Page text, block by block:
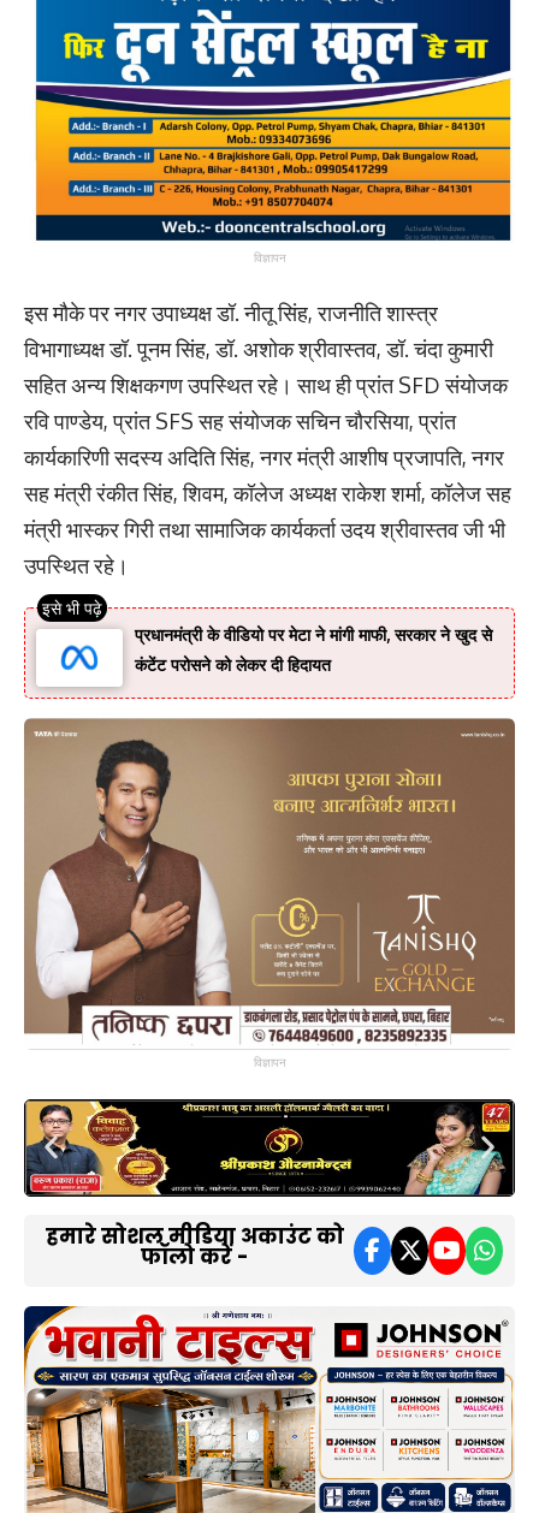
विज्ञापन
इस मौके पर नगर उपाध्यक्ष डॉ. नीतू सिंह, राजनीति शास्त्र
विभागाध्यक्ष डॉ. पूनम सिंह, डॉ. अशोक श्रीवास्तव, डॉ. चंदा कुमारी
सहित अन्य शिक्षकगण उपस्थित रहे। साथ ही प्रांत SFD संयोजक
रवि पाण्डेय, प्रांत SFS सह संयोजक सचिन चौरसिया, प्रांत
कार्यकारिणी सदस्य अदिति सिंह, नगर मंत्री आशीष प्रजापति, नगर
सह मंत्री रंकीत सिंह, शिवम, कॉलेज अध्यक्ष राकेश शर्मा, कॉलेज सह
मंत्री भास्कर गिरी तथा सामाजिक कार्यकर्ता उदय श्रीवास्तव जी भी
उपस्थित रहे।
प्रधानमंत्री के वीडियो पर मेटा ने मांगी माफी, सरकार ने खुद से
कंटेंट परोसने को लेकर दी हिदायत
विज्ञापन
हमारे सोशल मीडिया अकाउंट को
फॉलो करें -